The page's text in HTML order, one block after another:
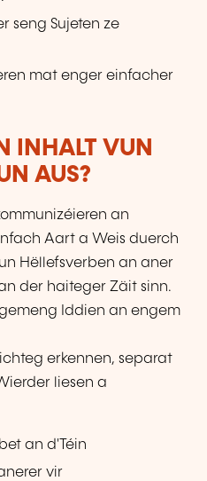
seng Sujeten ze
mat enger einfacher
INHALT VUN
AUS?
an
Aart a Weis duerch
Hëllefsverben an aner
der haiteger Zäit sinn.
Iddien an engem
erkennen, separat
liesen a
an d'Téin
vir